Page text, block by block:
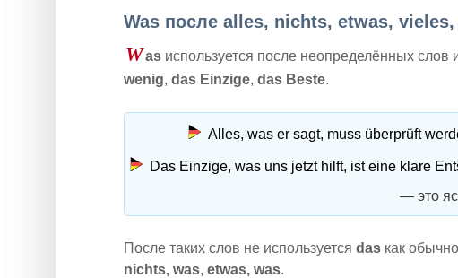
Was после alles, nichts, etwas,
Was используется после неопределённых
wenig, das Einzige, das Beste.
Alles, was er sagt, muss überprüft
Das Einzige, was uns jetzt hilft, ist eine klare
— это
После таких слов не используется das как
nichts, was, etwas, was.